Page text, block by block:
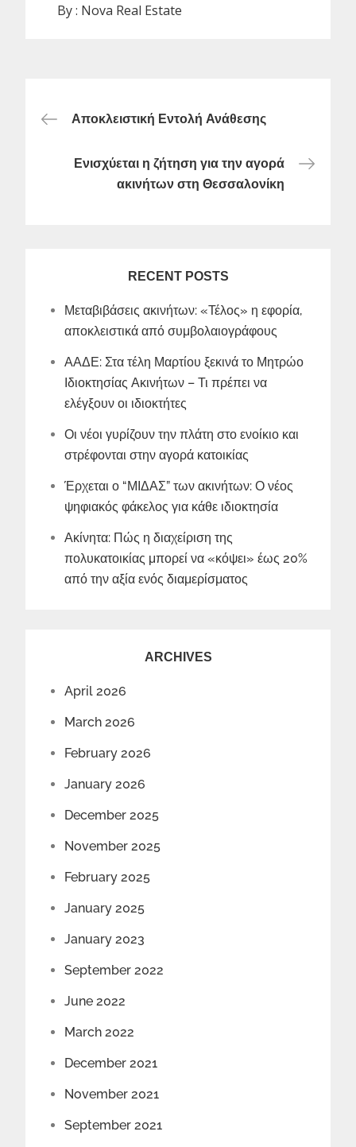
By : Nova Real Estate
Post
navigation
Αποκλειστική Εντολή Ανάθεσης
Ενισχύεται η ζήτηση για την αγορά
ακινήτων στη Θεσσαλονίκη
RECENT POSTS
Μεταβιβάσεις ακινήτων: «Τέλος» η εφορία,
αποκλειστικά από συμβολαιογράφους
ΑΑΔΕ: Στα τέλη Μαρτίου ξεκινά το Μητρώο
Ιδιοκτησίας Ακινήτων – Τι πρέπει να
ελέγξουν οι ιδιοκτήτες
Οι νέοι γυρίζουν την πλάτη στο ενοίκιο και
στρέφονται στην αγορά κατοικίας
Έρχεται ο “ΜΙΔΑΣ” των ακινήτων: Ο νέος
ψηφιακός φάκελος για κάθε ιδιοκτησία
Ακίνητα: Πώς η διαχείριση της
πολυκατοικίας μπορεί να «κόψει» έως 20%
από την αξία ενός διαμερίσματος
ARCHIVES
April 2026
March 2026
February 2026
January 2026
December 2025
November 2025
February 2025
January 2025
January 2023
September 2022
June 2022
March 2022
December 2021
November 2021
September 2021